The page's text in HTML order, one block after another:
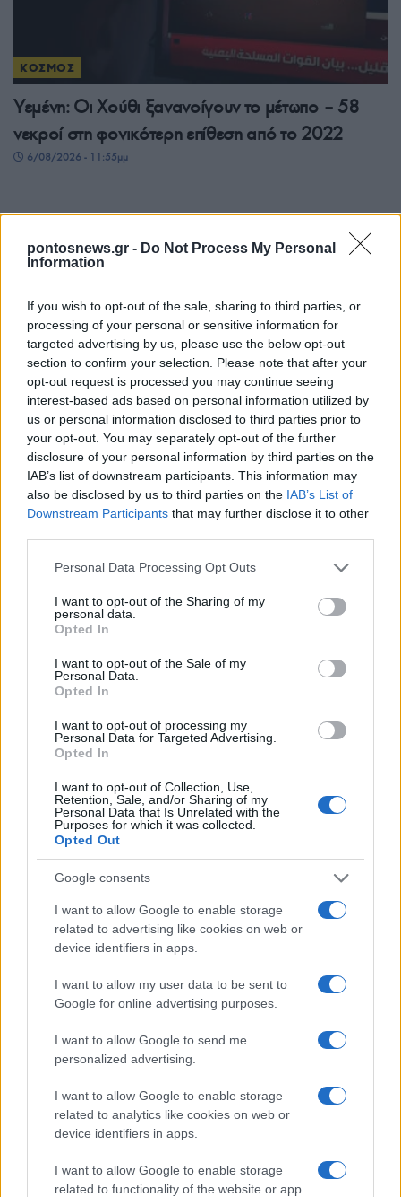
pontosnews.gr - Do Not Process My Personal
Information
If you wish to opt-out of the sale, sharing to third parties, or
processing of your personal or sensitive information for
targeted advertising by us, please use the below opt-out
section to confirm your selection. Please note that after your
opt-out request is processed you may continue seeing
interest-based ads based on personal information utilized by
us or personal information disclosed to third parties prior to
your opt-out. You may separately opt-out of the further
disclosure of your personal information by third parties on the
IAB’s list of downstream participants. This information may
also be disclosed by us to third parties on the IAB’s List of
Downstream Participants that may further disclose it to other
Please note that this website/app uses one or more Google
not limited to your visit or usage behaviour. You may click to
grant or deny consent to Google and its third-party tags to
use your data for below specified purposes in below Google
consent section.
Personal Data Processing Opt Outs
I want to opt-out of the Sharing of my
personal data.
Opted In
I want to opt-out of the Sale of my
Personal Data.
Opted In
I want to opt-out of processing my
Personal Data for Targeted Advertising.
Opted In
I want to opt-out of Collection, Use,
Retention, Sale, and/or Sharing of my
Personal Data that Is Unrelated with the
Purposes for which it was collected.
Opted Out
Google consents
I want to allow Google to enable storage
related to advertising like cookies on web or
device identifiers in apps.
I want to allow my user data to be sent to
Google for online advertising purposes.
I want to allow Google to send me
personalized advertising.
I want to allow Google to enable storage
related to analytics like cookies on web or
device identifiers in apps.
I want to allow Google to enable storage
related to functionality of the website or app.
ΚΟΣΜΟΣ
Υεμένη: Οι Χούθι ξανανοίγουν το μέτωπο – 58
νεκροί στη φονικότερη επίθεση από το 2022
6/08/2026 - 11:55μμ
ΚΟΣΜΟΣ
Λίβανος: Το Ισραήλ μπλοκάρει νέες ζώνες
αποχώρησης στο νότο
6/08/2026 - 10:22μμ
Ορμούζ: «Ναι» από Ιράν και Ομάν, αλλά όχι
6/08/2026 - 8:23μμ
Γερμανία: Το ουκρανικό αεροσκάφος κοντά στο
οποίο βρέθηκε drone με εκρηκτικά μετέφερε
πυρομαχικά, σύμφωνα με την έγκυρη «SZ»